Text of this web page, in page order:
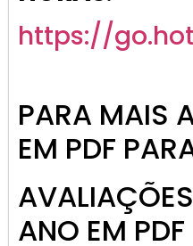
Tenha acesso Imediato
Matemática do 1º ao 5º
🎁✨😉Mais
*Você já conhece as
completas do Brasil,